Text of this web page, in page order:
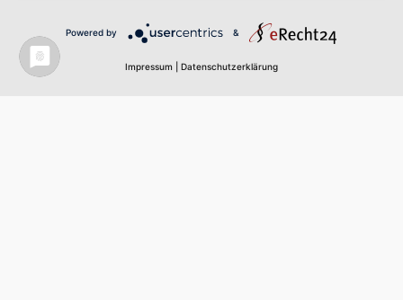
Platform
Powered by &
Impressum Datenschutzerklärung